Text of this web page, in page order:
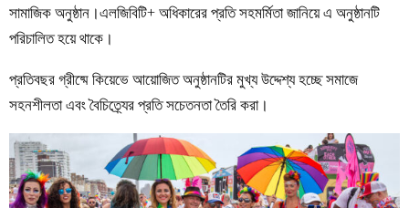
সামাজিক অনুষ্ঠান।এলজিবিটি+ অধিকারের প্রতি সহমর্মিতা জানিয়ে এ অনুষ্ঠানটি
পরিচালিত হয়ে থাকে।
প্রতিবছর গ্রীষ্মে কিয়েভে আয়োজিত অনুষ্ঠানটির মুখ্য উদ্দেশ্য হচ্ছে সমাজে
সহনশীলতা এবং বৈচিত্র্যের প্রতি সচেতনতা তৈরি করা।